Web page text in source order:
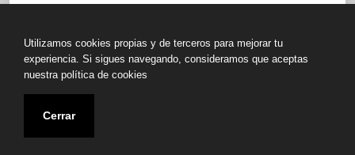
Copyright © All rights reserved.
Biblioteca de libros olvidados 2020
Utilizamos cookies propias y de terceros para mejorar tu
experiencia. Si sigues navegando, consideramos que aceptas
nuestra política de cookies
Cerrar